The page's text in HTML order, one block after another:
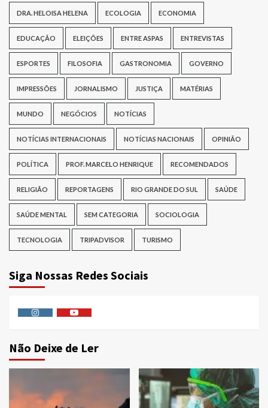
DRA. HELOISA HELENA ECOLOGIA ECONOMIA
EDUCAÇÃO ELEIÇÕES ENTRE ASPAS ENTREVISTAS
ESPORTES FILOSOFIA GASTRONOMIA GOVERNO
IMPRESSÕES JORNALISMO JUSTIÇA MATÉRIAS
MUNDO NEGÓCIOS NOTÍCIAS
NOTÍCIAS INTERNACIONAIS NOTÍCIAS NACIONAIS OPINIÃO
POLÍTICA PROF. MARCELO HENRIQUE RECOMENDADOS
RELIGIÃO REPORTAGENS RIO GRANDE DO SUL SAÚDE
SAÚDE MENTAL SEM CATEGORIA SOCIOLOGIA
TECNOLOGIA TRIPADVISOR TURISMO
Siga Nossas Redes Sociais
Não Deixe de Ler